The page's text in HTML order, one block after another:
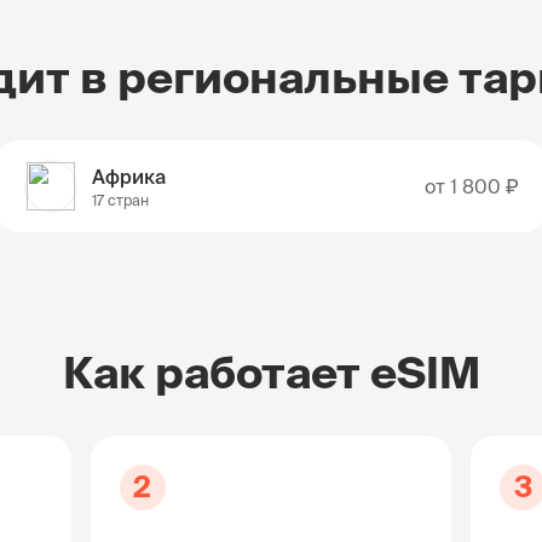
в региональные
Африка
17 стран
от 1 800 ₽
Как работает eSIM
2 3